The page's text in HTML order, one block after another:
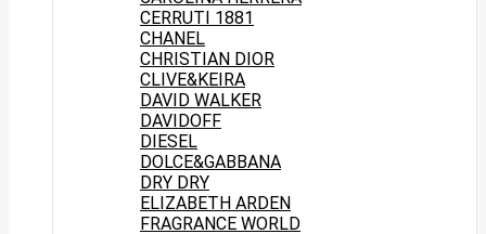
CERRUTI 1881
CHANEL
CHRISTIAN DIOR
CLIVE&KEIRA
DAVID WALKER
DAVIDOFF
DIESEL
DOLCE&GABBANA
DRY DRY
ELIZABETH ARDEN
FRAGRANCE WORLD